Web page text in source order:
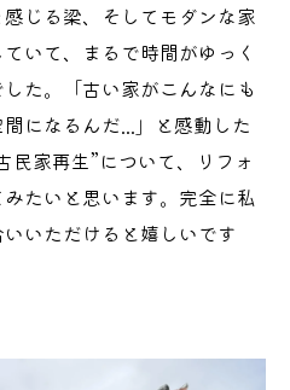
じる梁、そしてモダンな家
いて、まるで時間がゆっく
た。「古い家がこんなにも
になるんだ...」と感動した
民家再生”について、リフォ
たいと思います。完全に私
いただけると嬉しいです